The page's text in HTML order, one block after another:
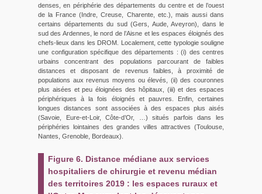
denses, en périphérie des départements du centre et de l’ouest
de la France (Indre, Creuse, Charente, etc.), mais aussi dans
certains départements du sud (Gers, Aude, Aveyron), dans le
sud des Ardennes, le nord de l’Aisne et les espaces éloignés des
chefs-lieux dans les DROM. Localement, cette typologie souligne
une configuration spécifique des départements : (i) des centres
urbains concentrant des populations parcourant de faibles
distances et disposant de revenus faibles, à proximité de
populations aux revenus moyens ou élevés, (ii) des couronnes
plus aisées et peu éloignées des hôpitaux, (iii) et des espaces
périphériques à la fois éloignés et pauvres. Enfin, certaines
longues distances sont associées à des espaces plus aisés
(Savoie, Eure-et-Loir, Côte-d’Or, …) situés parfois dans les
périphéries lointaines des grandes villes attractives (Toulouse,
Nantes, Grenoble, Bordeaux).
Figure 6. Distance médiane aux services
hospitaliers de chirurgie et revenu médian
des territoires 2019 : les espaces ruraux et